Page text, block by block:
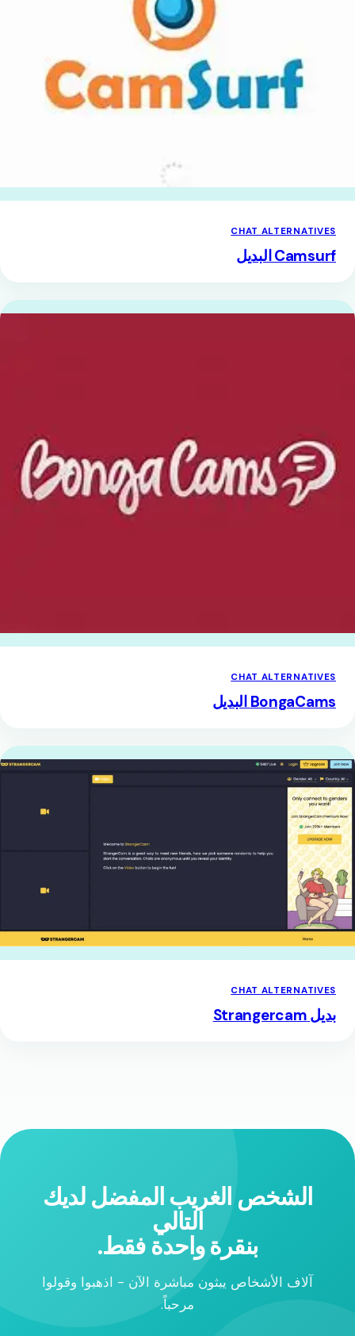
CHAT ALTERNATIVES
Camsurf البديل
CHAT ALTERNATIVES
BongaCams البديل
CHAT ALTERNATIVES
بديل Strangercam
الشخص الغريب المفضل لديك
التالي
بنقرة واحدة فقط.
آلاف الأشخاص يبثون مباشرة الآن - اذهبوا وقولوا
مرحباً.